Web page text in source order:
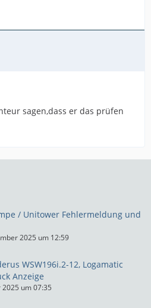
sagen,dass er das prüfen
/ Unitower Fehlermeldung und
2025 um 12:59
WSW196i.2-12, Logamatic
Anzeige
um 07:35